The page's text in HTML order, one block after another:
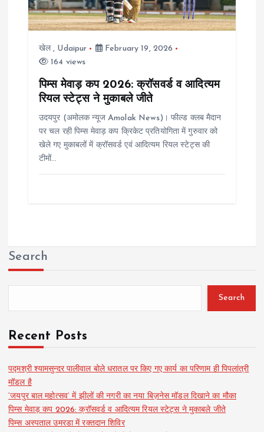
खेल, Udaipur
February 19, 2026
164 views
पिम्स मेवाड़ कप 2026: क्रॉसवर्ड व आदित्यम
रियल स्टेट्स ने मुकाबले जीते
उदयपुर (अमोलक न्यूज Amolak News)। फील्ड क्लब मैदान
पर चल रही पिम्स मेवाड़ कप क्रिकेट प्रतियोगिता में गुरुवार को
खेले गए मुकाबलों में क्रॉसवर्ड एवं आदित्यम रियल स्टेट्स की
टीमों…
Search
Search
Recent Posts
पद्मश्री श्यामसुन्दर पालीवाल बोले धरातल पर किए गए कार्य का परिणाम ही पिपलांत्री
मॉडल है
‘जयपुर बाल महोत्सव’ में झीलों की नगरी का नया बिज़नेस मॉडल दिखाने का मौका
पिम्स मेवाड़ कप 2026: क्रॉसवर्ड व आदित्यम रियल स्टेट्स ने मुकाबले जीते
पिम्स अस्पताल उमरडा में रक्तदान शिविर